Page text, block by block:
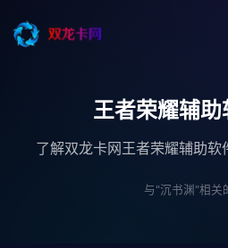
王者荣耀辅
了解双龙卡网王者荣耀辅助
与"沉书渊"相关